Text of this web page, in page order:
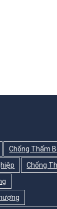
Chống Thấm
Chống